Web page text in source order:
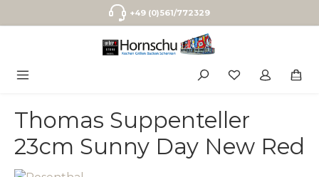
Zum Hauptinhalt springen+49 (0)561/772329
Thomas Suppenteller
23cm Sunny Day New Red